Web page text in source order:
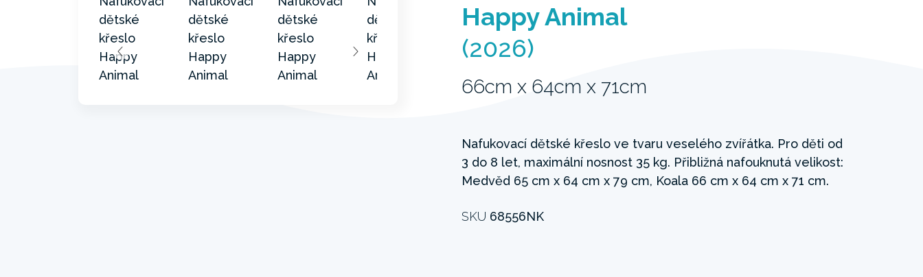
Happy Animal
(2026)
66cm x 64cm x 71cm
Nafukovací dětské křeslo ve tvaru veselého zvířátka. Pro děti od
3 do 8 let, maximální nosnost 35 kg. Přibližná nafouknutá velikost:
Medvěd 65 cm x 64 cm x 79 cm, Koala 66 cm x 64 cm x 71 cm.
SKU 68556NK